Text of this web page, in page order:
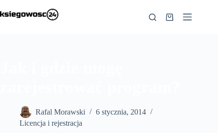
do
Koszyk
Rafal Morawski
6 stycznia, 2014
Licencja i rejestracja